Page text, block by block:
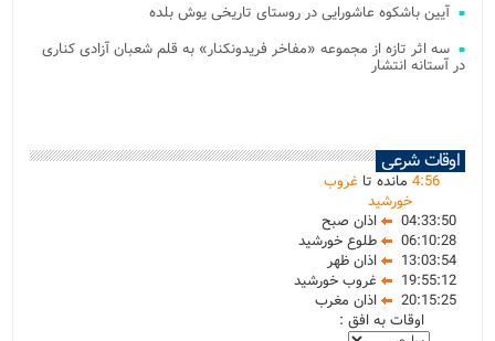
آیین باشکوه عاشورایی در روستای تاریخی یوش بلده
سه اثر تازه از مجموعه «مفاخر فریدونکنار» به قلم شعبان آزادی کناری
در آستانه انتشار
اوقات شرعی
4:56 مانده تاغروب
خورشید
04:33:50
اذان صبح
06:10:28
طلوع خورشید
13:03:54
اذان ظهر
19:55:12
غروب خورشید
20:15:25
اذان مغرب
اوقات به افق :